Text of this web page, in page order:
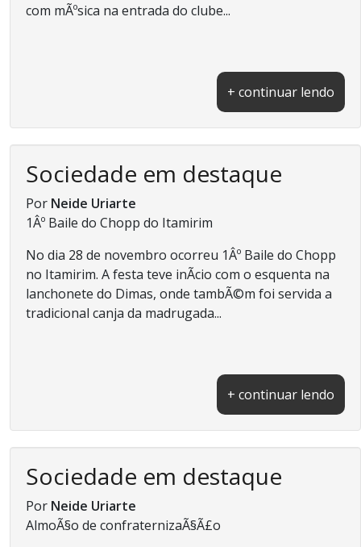
com mÃºsica na entrada do clube...
+ continuar lendo
Sociedade em destaque
Por Neide Uriarte
1Âº Baile do Chopp do Itamirim
No dia 28 de novembro ocorreu 1Âº Baile do Chopp
no Itamirim. A festa teve inÃ­cio com o esquenta na
lanchonete do Dimas, onde tambÃ©m foi servida a
tradicional canja da madrugada...
+ continuar lendo
Sociedade em destaque
Por Neide Uriarte
AlmoÃ§o de confraternizaÃ§Ã£o